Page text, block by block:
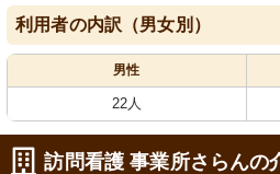
利用者の内訳（男女別）
男性
22人
訪問看護 事業所さらんの